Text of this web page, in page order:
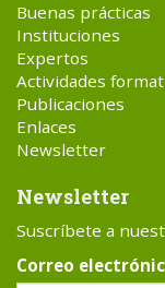
Buenas prácticas
Instituciones
Expertos
Actividades
Publicaciones
Enlaces
Newsletter
Newsletter
Suscríbete a
Correo